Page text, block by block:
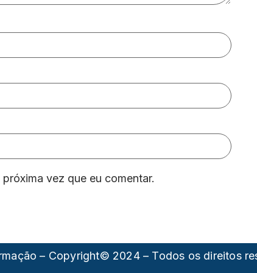
vez que eu comentar.
– Copyright© 2024 – Todos os direitos